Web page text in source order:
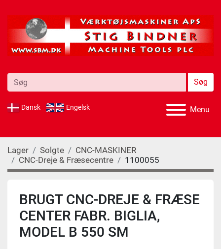
Søg
Dansk Engelsk Menu
Lager Solgte
CNC-MASKINER
CNC-Dreje & Fræsecentre
1100055
BRUGT CNC-DREJE & FRÆSE
CENTER FABR. BIGLIA,
MODEL B 550 SM